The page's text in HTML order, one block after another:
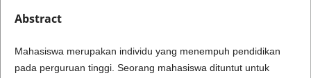
Abstract
Mahasiswa merupakan individu yang menempuh pendidikan
pada perguruan tinggi. Seorang mahasiswa dituntut untuk